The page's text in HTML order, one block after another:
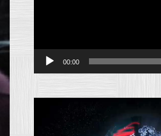
00:00